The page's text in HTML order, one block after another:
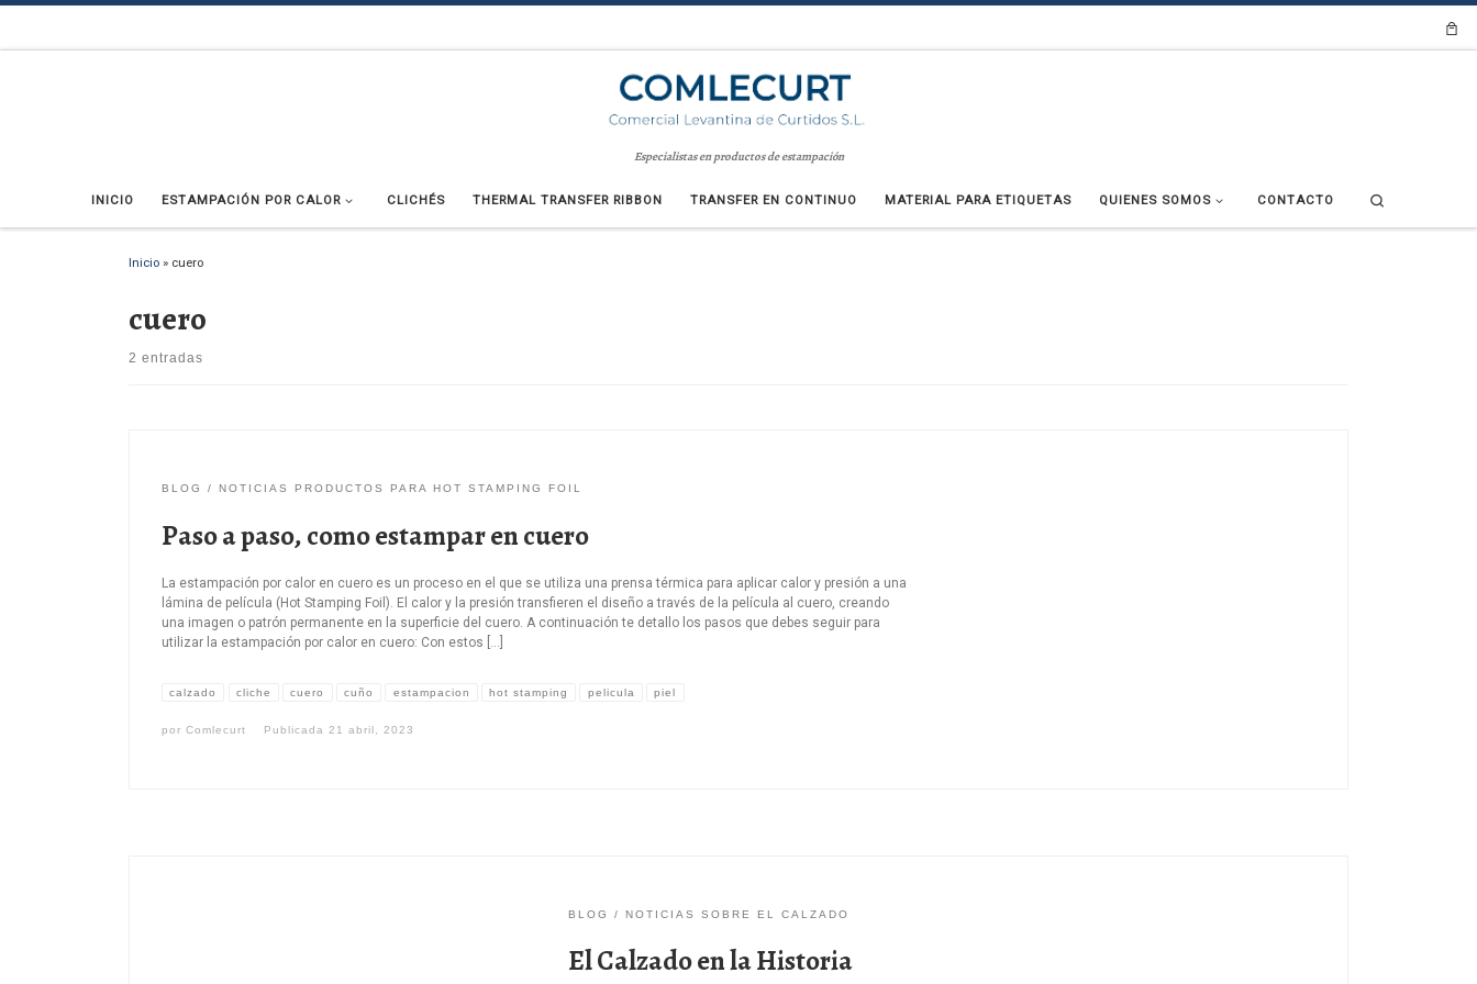
Especialistas en productos de estampación
INICIO ESTAMPACIÓN POR CALOR CLICHÉS THERMAL TRANSFER RIBBON TRANSFER EN CONTINUO MATERIAL PARA ETIQUETAS QUIENES SOMOS CONTACTO
Inicio » cuero
cuero
2 entradas
BLOG NOTICIAS PRODUCTOS PARA HOT STAMPING FOIL
Paso a paso, como estampar en cuero
La estampación por calor en cuero es un proceso en el que se utiliza una prensa térmica para aplicar calor y presión a una
lámina de película (Hot Stamping Foil). El calor y la presión transfieren el diseño a través de la película al cuero, creando
una imagen o patrón permanente en la superficie del cuero. A continuación te detallo los pasos que debes seguir para
utilizar la estampación por calor en cuero: Con estos […]
calzado cliche cuero cuño estampacion hot stamping pelicula piel
por Comlecurt Publicada 21 abril, 2023
BLOG NOTICIAS SOBRE EL CALZADO
El Calzado en la Historia